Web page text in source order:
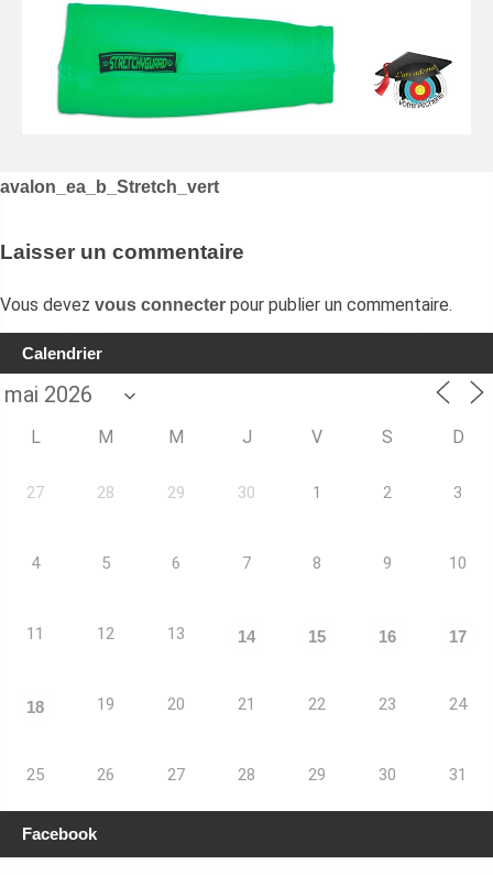
Navigation
l’article
avalon_ea_b_Stretch_vert
Laisser un commentaire
Vous devez vous connecter pour publier un commentaire.
Calendrier
L M M J V S D
27 28 29 30 1 2 3
4 5 6 7 8 9 10
11 12 13 14 15 16 17
18 19 20 21 22 23 24
25 26 27 28 29 30 31
Facebook